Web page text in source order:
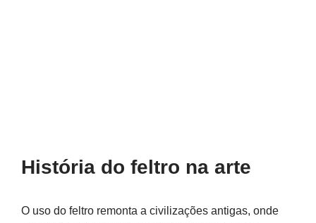
História do feltro na arte
O uso do feltro remonta a civilizações antigas, onde